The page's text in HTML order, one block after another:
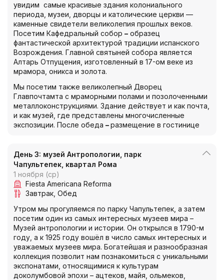
увидим самые красивые здания колониального
периода, музеи, дворцы и католические церкви —
каменные свидетели великолепия прошлых веков.
Посетим Кафедральный собор – образец
фантастической архитектурой традиции испанского
Возрождения. Главной святыней собора является
Алтарь Отпущения, изготовленный в 17-ом веке из
мрамора, оникса и золота.
Мы посетим также великолепный Дворец
Главпочтамта с мраморными полами и позолоченными
металлоконструкциями. Здание действует и как почта,
и как музей, где представлены многочисленные
экспозиции. После обеда –размещение в гостинице
День 3: музей Антропологии, парк
Чапультепек, квартал Рома
1 ноября (ср)
Fiesta Americana Reforma
Завтрак Обед
Утром мы прогуляемся по парку Чапультепек, а затем
посетим один из самых интересных музеев мира –
Музей антропологии и истории. Он открылся в 1790-м
году, а к 1925 году вошёл в число самых интересных и
уважаемых музеев мира. Богатейшая и разнообразная
коллекция позволит нам познакомиться с уникальными
экспонатами, относящимися к культурам
доколумбовой эпохи – ацтеков, майя, ольмеков,